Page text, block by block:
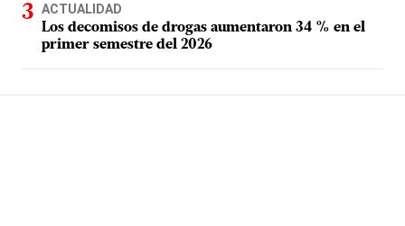
ACTUALIDAD
Los decomisos de drogas aumentaron 34 % en el
primer semestre del 2026